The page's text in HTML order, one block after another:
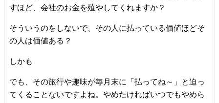
すほど、会社のお金を殖やしてくれますか？
そういうのをしないで、その人に払っている価値ほどそ
の人は価値ある？
しかも
でも、その旅行や趣味が毎月末に「払ってね～」と迫っ
てくることないですよね。やめたければいつでもやめら